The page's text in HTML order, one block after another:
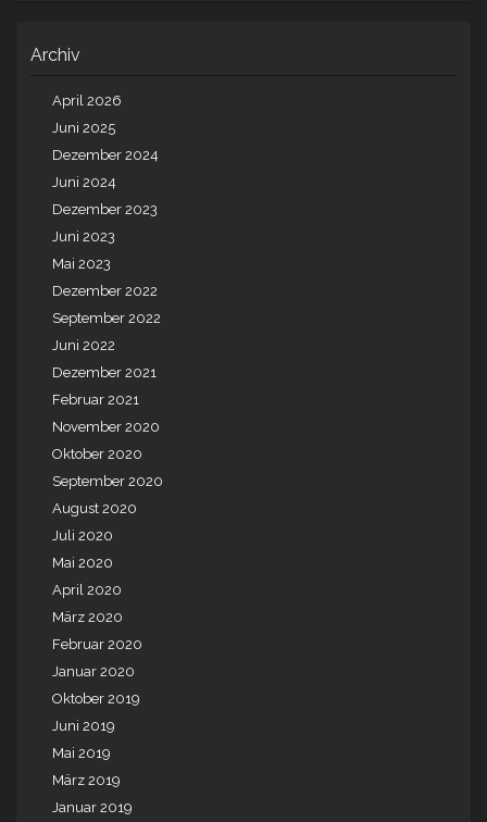
Archiv
April 2026
Juni 2025
Dezember 2024
Juni 2024
Dezember 2023
Juni 2023
Mai 2023
Dezember 2022
September 2022
Juni 2022
Dezember 2021
Februar 2021
November 2020
Oktober 2020
September 2020
August 2020
Juli 2020
Mai 2020
April 2020
März 2020
Februar 2020
Januar 2020
Oktober 2019
Juni 2019
Mai 2019
März 2019
Januar 2019